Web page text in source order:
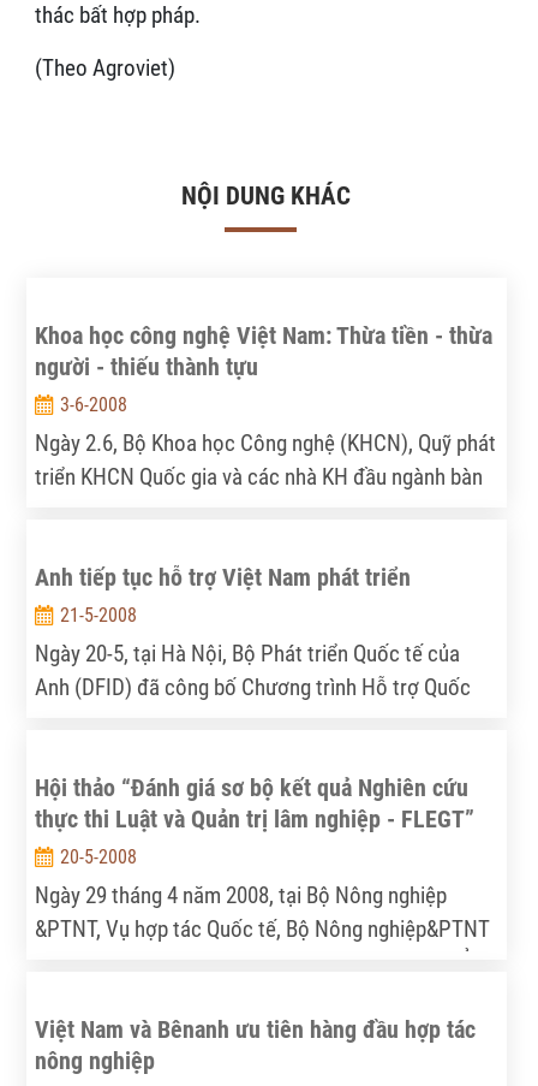
thác bất hợp pháp.
(Theo Agroviet)
NỘI DUNG KHÁC
Khoa học công nghệ Việt Nam: Thừa tiền - thừa
người - thiếu thành tựu
3-6-2008
Ngày 2.6, Bộ Khoa học Công nghệ (KHCN), Quỹ phát
triển KHCN Quốc gia và các nhà KH đầu ngành bàn
dự án Luật CN cao.
Anh tiếp tục hỗ trợ Việt Nam phát triển
21-5-2008
Ngày 20-5, tại Hà Nội, Bộ Phát triển Quốc tế của
Anh (DFID) đã công bố Chương trình Hỗ trợ Quốc
thách thức kinh tế xã hội.
Hội thảo “Đánh giá sơ bộ kết quả Nghiên cứu
thực thi Luật và Quản trị lâm nghiệp - FLEGT”
20-5-2008
Ngày 29 tháng 4 năm 2008, tại Bộ Nông nghiệp
&PTNT, Vụ hợp tác Quốc tế, Bộ Nông nghiệp&PTNT
Ngân hang Thế giới tổ chức Hội thảo “Đánh giá sơ
bộ kết quả Nghiên cứu thực thi Luật và Quản trị lâm
Việt Nam và Bênanh ưu tiên hàng đầu hợp tác
nông nghiệp